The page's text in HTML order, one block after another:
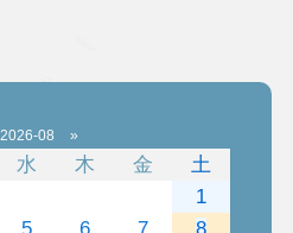
2026-08 »
水 木 金
土
1